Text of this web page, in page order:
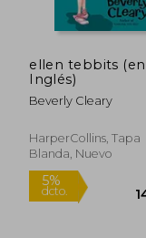
5%
ellen tebbits (en
Inglés)
Beverly Cleary
HarperCollins, Tapa
Blanda, Nuevo